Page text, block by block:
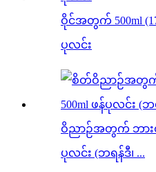
ဝိုင်အတွက် 500ml
ပုလင်း
ဝိညာဉ်အတွက် ဘားထိ
ပုလင်း (ဘရန်ဒီ၊ ...